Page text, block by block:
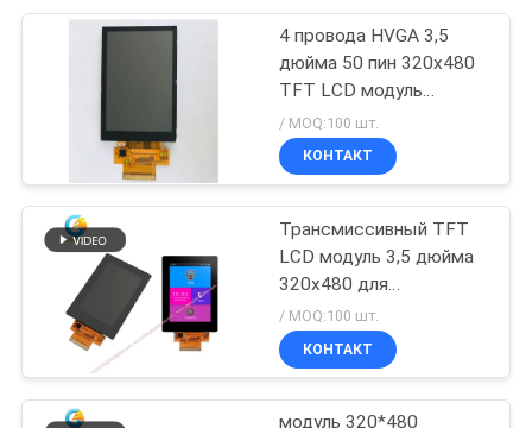
4 провода HVGA 3,5
дюйма 50 пин 320x480
TFT LCD модуль
280cd/m2
/ MOQ:100 шт.
КОНТАКТ
Трансмиссивный TFT
LCD модуль 3,5 дюйма
320x480 для
медицинского
оборудования
/ MOQ:100 шт.
КОНТАКТ
модуль 320*480